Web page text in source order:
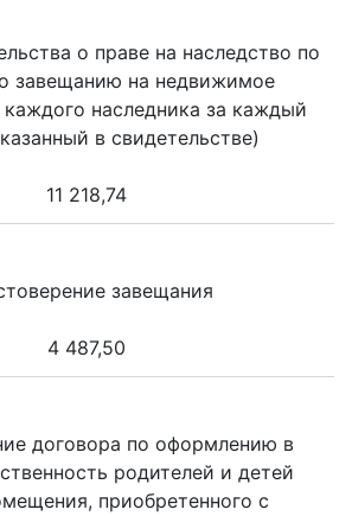
о праве на наследство по
завещанию на недвижимое
наследника за каждый
в свидетельстве)
11 218,74
завещания
4 487,50
договора по оформлению в
родителей и детей
приобретенного с